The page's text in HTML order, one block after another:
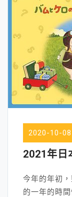
2020-10-08
2021年日
今年的年初
的一年的時